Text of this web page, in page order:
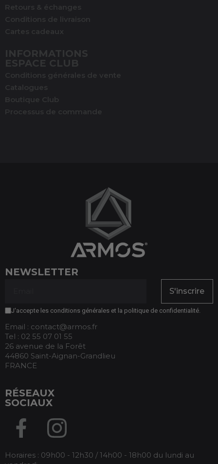
Retours & échanges
Conditions de livraison
Cartes cadeaux
INFORMATIONS
ESPACE CLUB
Conditions générales de vente
Catalogues
Boutique Club
Processus de commande
NEWSLETTER
S'inscrire
J'accepte les conditions générales et la politique de confidentialité.
Email : contact@armos.fr
Tel : 02 55 07 01 55
26 avenue de la Forêt
44860 Saint-Aignan-Grandlieu
FRANCE
RÉSEAUX
SOCIAUX
Horaires : 09h00 - 12h30 / 14h00 - 18h00 du lundi au